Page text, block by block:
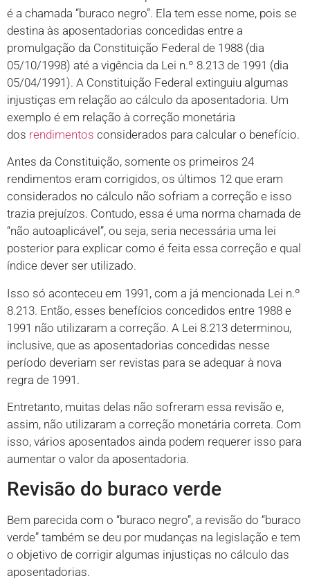
é a chamada “buraco negro”. Ela tem esse nome, pois se
destina às aposentadorias concedidas entre a
promulgação da Constituição Federal de 1988 (dia
05/10/1998) até a vigência da Lei n.º 8.213 de 1991 (dia
05/04/1991). A Constituição Federal extinguiu algumas
injustiças em relação ao cálculo da aposentadoria. Um
exemplo é em relação à correção monetária
dos rendimentos considerados para calcular o benefício.
Antes da Constituição, somente os primeiros 24
rendimentos eram corrigidos, os últimos 12 que eram
considerados no cálculo não sofriam a correção e isso
trazia prejuízos. Contudo, essa é uma norma chamada de
“não autoaplicável”, ou seja, seria necessária uma lei
posterior para explicar como é feita essa correção e qual
índice dever ser utilizado.
Isso só aconteceu em 1991, com a já mencionada Lei n.º
8.213. Então, esses benefícios concedidos entre 1988 e
1991 não utilizaram a correção. A Lei 8.213 determinou,
inclusive, que as aposentadorias concedidas nesse
período deveriam ser revistas para se adequar à nova
regra de 1991.
Entretanto, muitas delas não sofreram essa revisão e,
assim, não utilizaram a correção monetária correta. Com
isso, vários aposentados ainda podem requerer isso para
aumentar o valor da aposentadoria.
Revisão do buraco verde
Bem parecida com o “buraco negro”, a revisão do “buraco
verde” também se deu por mudanças na legislação e tem
o objetivo de corrigir algumas injustiças no cálculo das
aposentadorias.